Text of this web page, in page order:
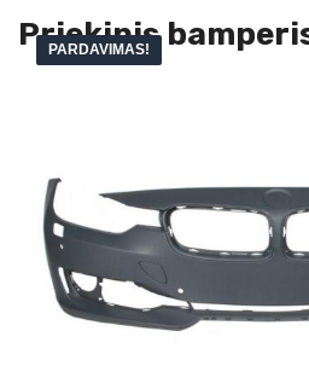
Priekinis
PARDAVIMAS!